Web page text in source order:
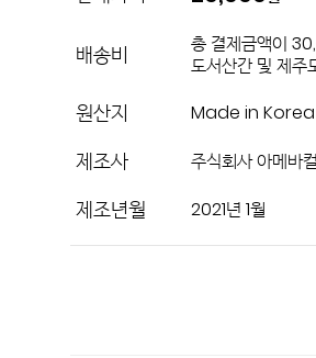
배송비
총 결제금액이
도서산간 및 제주
원산지 Made in Korea
제조사 주식회사 아메바
제조년월 2021년 1월